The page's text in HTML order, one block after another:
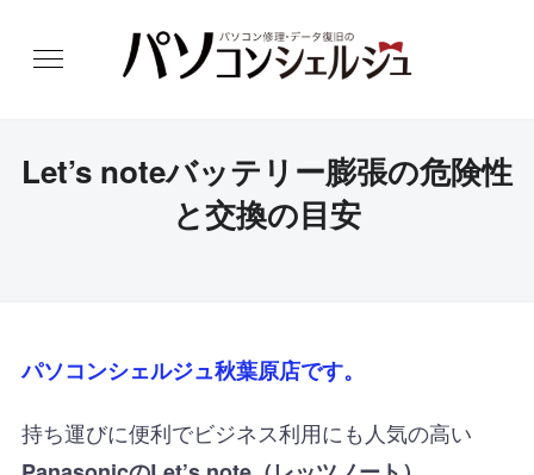
Let’s noteバッテリー膨張の危険性
と交換の目安
パソコンシェルジュ秋葉原店です。
持ち運びに便利でビジネス利用にも人気の高い